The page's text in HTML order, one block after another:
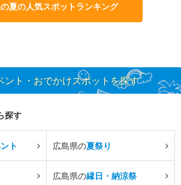
夏の人気スポットランキング
ント・おでかけスポットを探す
探す
ト 広島県の夏祭り
広島県の縁日・納涼祭